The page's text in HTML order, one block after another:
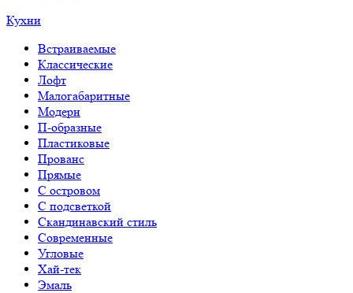
Кухни
Встраиваемые
Классические
Лофт
Малогабаритные
Модерн
П-образные
Пластиковые
Прованс
Прямые
С островом
С подсветкой
Скандинавский стиль
Современные
Угловые
Хай-тек
Эмаль